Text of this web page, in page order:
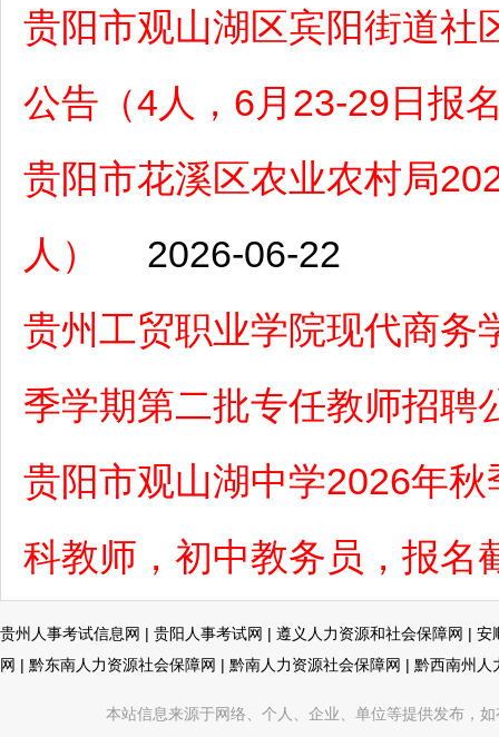
贵阳市观山湖区宾阳街道社
公告（4人，6月23-29日报
贵阳市花溪区农业农村局
人）
2026-06-22
贵州工贸职业学院现代商务
季学期第二批专任教师招聘
贵阳市观山湖中学2026年
科教师，初中教务员，报名
贵州人事考试信息网 | 贵阳人事考试网 | 遵义人力资源和社会保障网 | 安
网 | 黔东南人力资源社会保障网 | 黔南人力资源社会保障网 | 黔西南州人
本站信息来源于网络、个人、企业、单位等提供发布，